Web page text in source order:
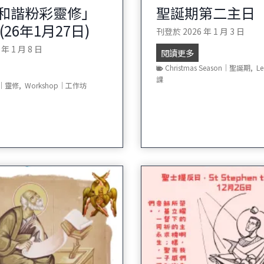
諧粉彩靈修」
年1月27日)
1 月 8 日
靈修, Workshop｜工作坊
聖誕期第二主日
刊登於 2026 年 1 月 3 日
閱讀更多聖
誕
Christmas Season｜聖誕期,
課